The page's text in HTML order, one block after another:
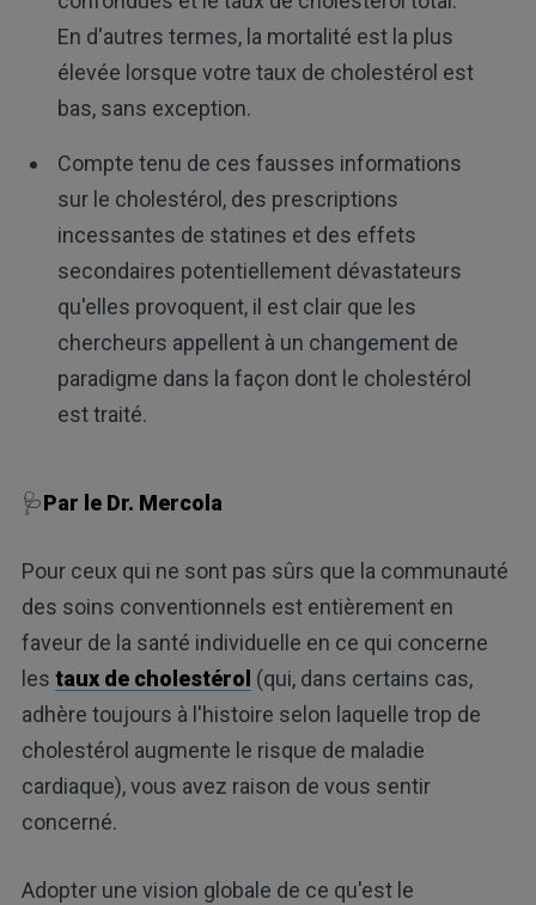
En d'autres termes, la mortalité est la plus
élevée lorsque votre taux de cholestérol est
bas, sans exception.
Compte tenu de ces fausses informations
sur le cholestérol, des prescriptions
incessantes de statines et des effets
secondaires potentiellement dévastateurs
qu'elles provoquent, il est clair que les
chercheurs appellent à un changement de
paradigme dans la façon dont le cholestérol
est traité.
🩺Par le Dr. Mercola
Pour ceux qui ne sont pas sûrs que la communauté
des soins conventionnels est entièrement en
faveur de la santé individuelle en ce qui concerne
les taux de cholestérol (qui, dans certains cas,
adhère toujours à l'histoire selon laquelle trop de
cholestérol augmente le risque de maladie
cardiaque), vous avez raison de vous sentir
concerné.
Adopter une vision globale de ce qu'est le